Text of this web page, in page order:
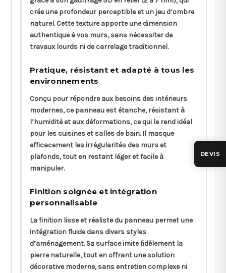
crée une profondeur perceptible et un jeu d’ombre
naturel. Cette texture apporte une dimension
authentique à vos murs, sans nécessiter de
travaux lourds ni de carrelage traditionnel.
Pratique, résistant et adapté à tous les
environnements
Conçu pour répondre aux besoins des intérieurs
modernes, ce panneau est étanche, résistant à
l’humidité et aux déformations, ce qui le rend idéal
pour les cuisines et salles de bain. Il masque
efficacement les irrégularités des murs et
plafonds, tout en restant léger et facile à
manipuler.
Finition soignée et intégration
personnalisable
La finition lisse et réaliste du panneau permet une
intégration fluide dans divers styles
d’aménagement. Sa surface imite fidèlement la
pierre naturelle, tout en offrant une solution
décorative moderne, sans entretien complexe ni
DEVIS